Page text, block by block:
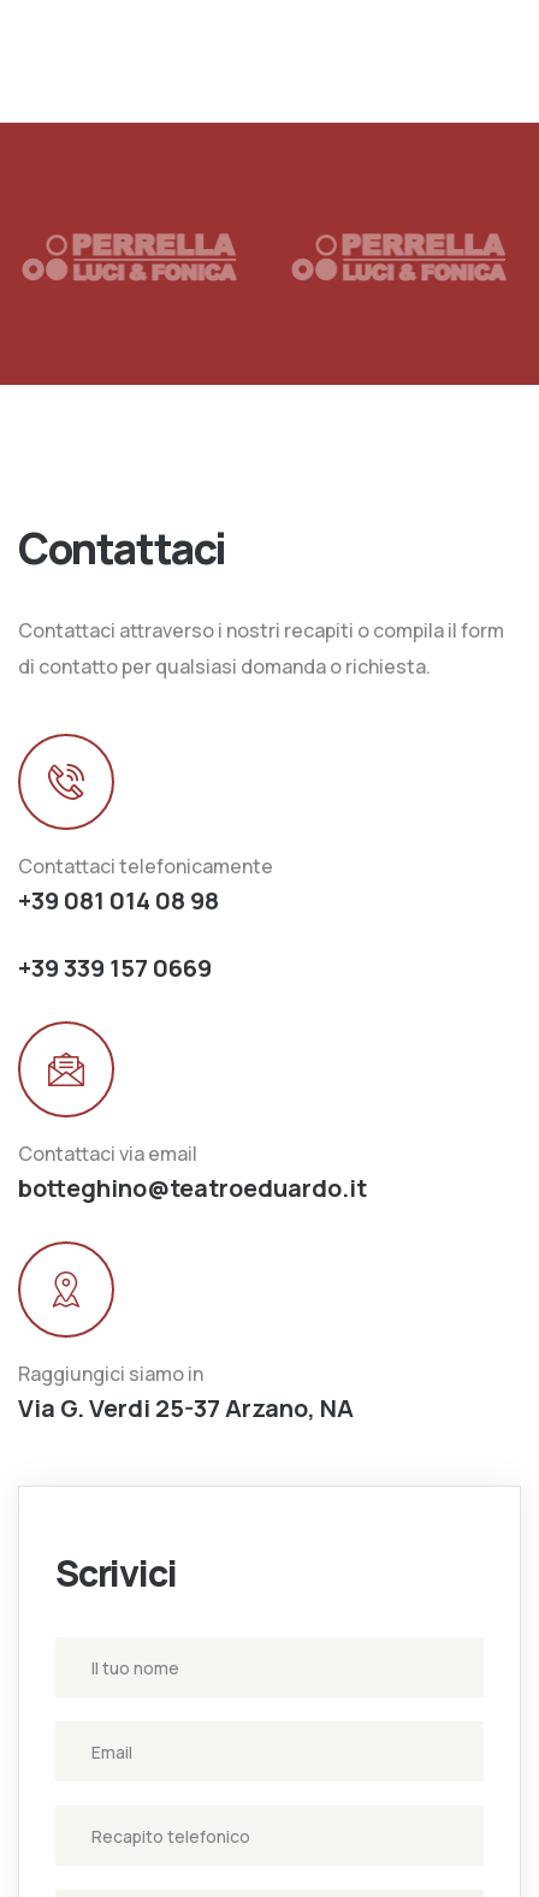
Contattaci
Contattaci attraverso i nostri recapiti o compila il form
di contatto per qualsiasi domanda o richiesta.
Contattaci telefonicamente
+39 081 014 08 98
+39 339 157 0669
Contattaci via email
botteghino@teatroeduardo.it
Raggiungici siamo in
Via G. Verdi 25-37 Arzano, NA
Scrivici